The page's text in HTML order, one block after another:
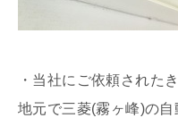
・当社にご依頼された
地元で三菱(霧ヶ峰)の